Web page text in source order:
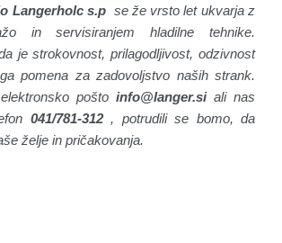
Langerholc s.p se že vrsto let ukvarja z
in servisiranjem hladilne tehnike.
je strokovnost, prilagodljivost, odzivnost
pomena za zadovoljstvo naših strank.
pošto info@langer.siali nas
041/781-312, potrudili se bomo, da
želje in pričakovanja.